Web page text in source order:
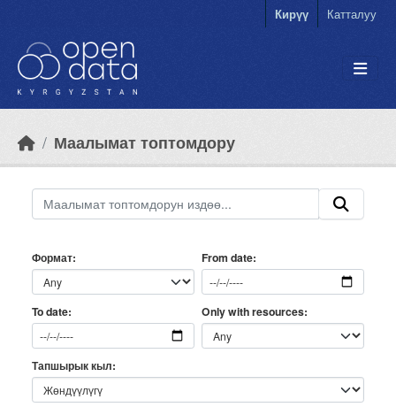
Кирүү Катталуу
Маалымат топтомдору
Формат From date
To date Only with resources
Тапшырык кыл